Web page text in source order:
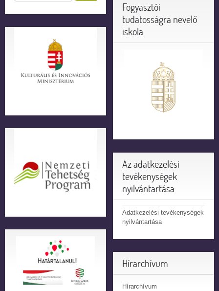
Fogyasztói
tudatosságra nevelő
iskola
Az adatkezelési
tevékenységek
nyilvántartása
Adatkezelési tevékenységek
nyilvántartása
Hírarchívum
Hírarchívum